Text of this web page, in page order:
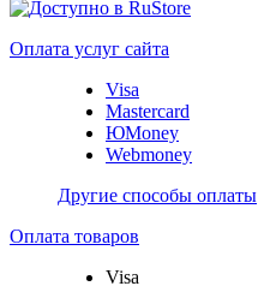
Оплата услуг сайта
Visa
Mastercard
ЮMoney
Webmoney
Другие способы оплаты
Оплата товаров
Visa